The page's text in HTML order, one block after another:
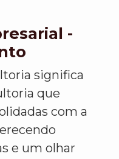
-
significa
que
com a
e um olhar